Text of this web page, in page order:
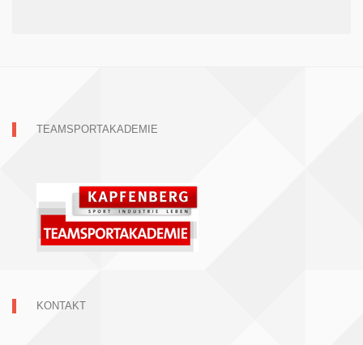
TEAMSPORTAKADEMIE
KONTAKT